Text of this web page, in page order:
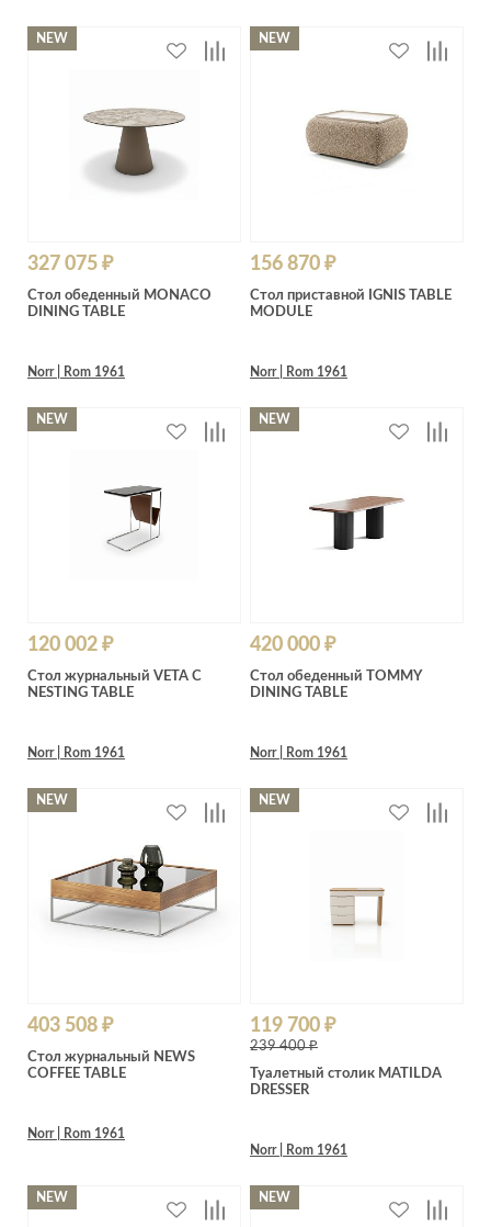
NEW
327 075 ₽
Стол обеденный MONACO
DINING TABLE
Norr | Rom 1961
NEW
156 870 ₽
Стол приставной IGNIS TABLE
MODULE
Norr | Rom 1961
NEW
120 002 ₽
Стол журнальный VETA C
NESTING TABLE
Norr | Rom 1961
NEW
420 000 ₽
Стол обеденный TOMMY
DINING TABLE
Norr | Rom 1961
NEW
403 508 ₽
Стол журнальный NEWS
COFFEE TABLE
Norr | Rom 1961
NEW
119 700 ₽
239 400 ₽
Туалетный столик MATILDA
DRESSER
Norr | Rom 1961
NEW NEW